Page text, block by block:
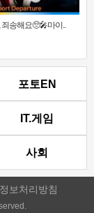
송해요🥺🎤마이..
포토EN
IT.게임
사회
보처리방침